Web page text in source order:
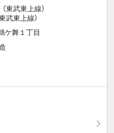
東武東上線）
武東上線）
ケ舞１丁目